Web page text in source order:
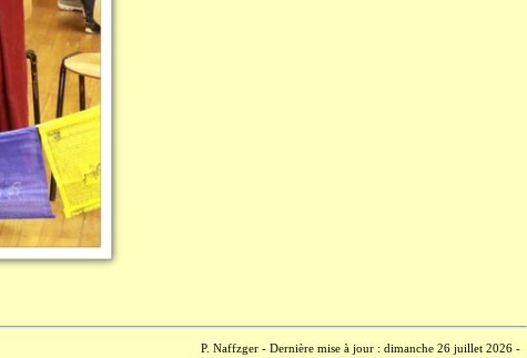
P. Naffzger - Dernière mise à jour : dimanche 26 juillet 2026 -